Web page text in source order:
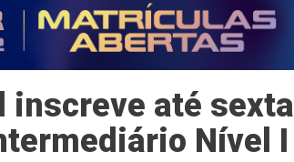
inscreve até sexta
Nível I